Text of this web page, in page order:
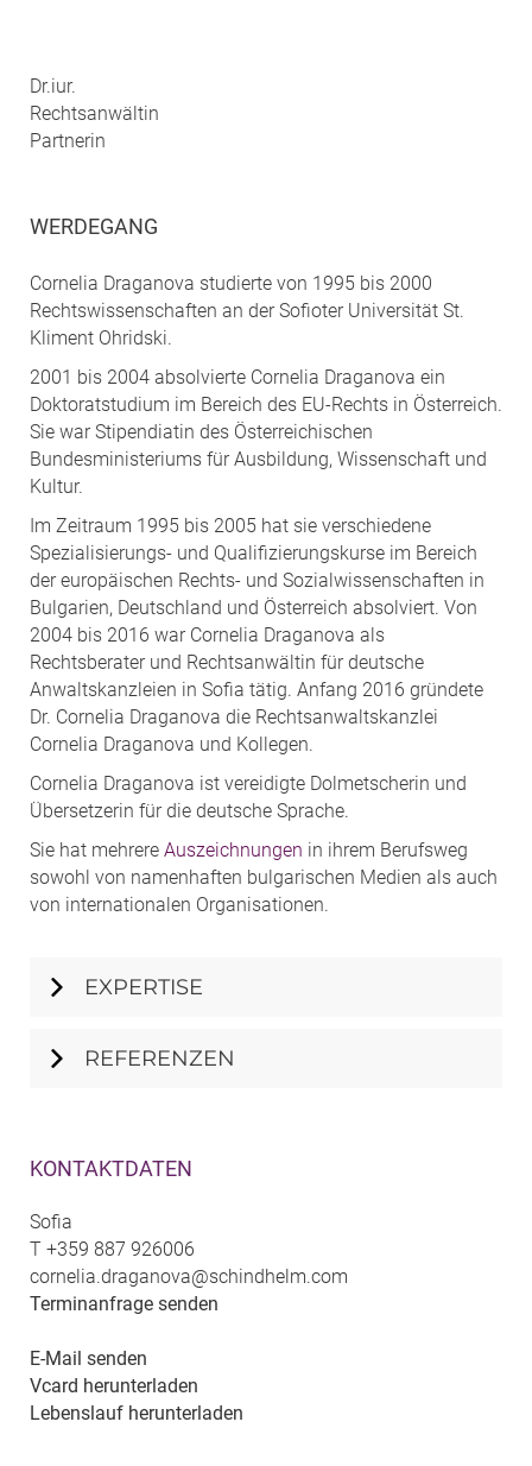
KONTAKTDATEN
Sofia
T +359 887 926006
cornelia.draganova@schindhelm.com
Terminanfrage senden
E-Mail senden
Vcard herunterladen
Lebenslauf herunterladen
Dr.iur.
Rechtsanwältin
Partnerin
WERDEGANG
Cornelia Draganova studierte von 1995 bis 2000
Rechtswissenschaften an der Sofioter Universität St.
Kliment Ohridski.
2001 bis 2004 absolvierte Cornelia Draganova ein
Doktoratstudium im Bereich des EU-Rechts in Österreich.
Sie war Stipendiatin des Österreichischen
Bundesministeriums für Ausbildung, Wissenschaft und
Kultur.
Im Zeitraum 1995 bis 2005 hat sie verschiedene
Spezialisierungs- und Qualifizierungskurse im Bereich
der europäischen Rechts- und Sozialwissenschaften in
Bulgarien, Deutschland und Österreich absolviert. Von
2004 bis 2016 war Cornelia Draganova als
Rechtsberater und Rechtsanwältin für deutsche
Anwaltskanzleien in Sofia tätig. Anfang 2016 gründete
Dr. Cornelia Draganova die Rechtsanwaltskanzlei
Cornelia Draganova und Kollegen.
Cornelia Draganova ist vereidigte Dolmetscherin und
Übersetzerin für die deutsche Sprache.
Sie hat mehrere Auszeichnungen in ihrem Berufsweg
sowohl von namenhaften bulgarischen Medien als auch
von internationalen Organisationen.
EXPERTISE
REFERENZEN